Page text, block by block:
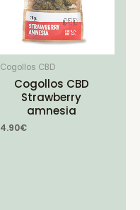
Cogollos CBD
Cogollos CBD
Strawberry
amnesia
4.90€